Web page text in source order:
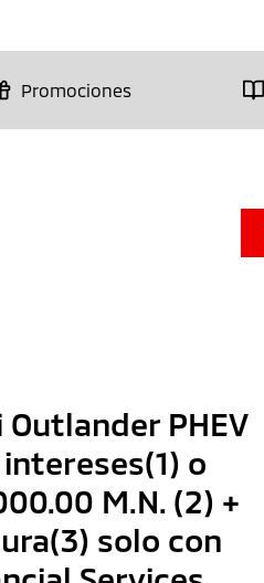
Promociones
PHEV
o
M.N. (2) +
solo con